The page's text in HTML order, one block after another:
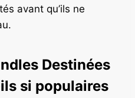
avant qu’ils ne
Destinées
si populaires